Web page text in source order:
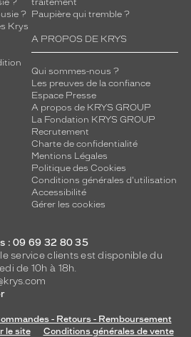
?
?
Krys
traitement
Paupière qui tremble ?
A PROPOS DE KRYS
Qui sommes-nous ?
Les preuves de la confiance
Espace Presse
A propos de KRYS GROUP
La Fondation KRYS GROUP
Recrutement
Charte de confidentialité
Mentions Légales
Politique des Cookies
Conditions générales d'utilisation
Accessibilité
Gérer les cookies
: 09 69 32 80 35
service clients est disponible du
de 10h à 18h.
- Retours - Remboursement
le site
Conditions générales de vente